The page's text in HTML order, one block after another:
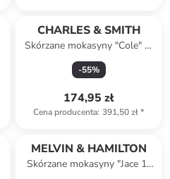
CHARLES & SMITH
Skórzane mokasyny "Cole" w
kolorze czarnym
-55%
174,95 zł
Cena producenta: 391,50 zł*
MELVIN & HAMILTON
Skórzane mokasyny "Jace 1"